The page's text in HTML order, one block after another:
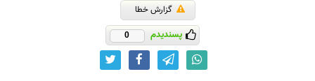
گزارش خطا
پسندیدم 0